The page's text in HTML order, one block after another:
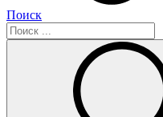
Поиск